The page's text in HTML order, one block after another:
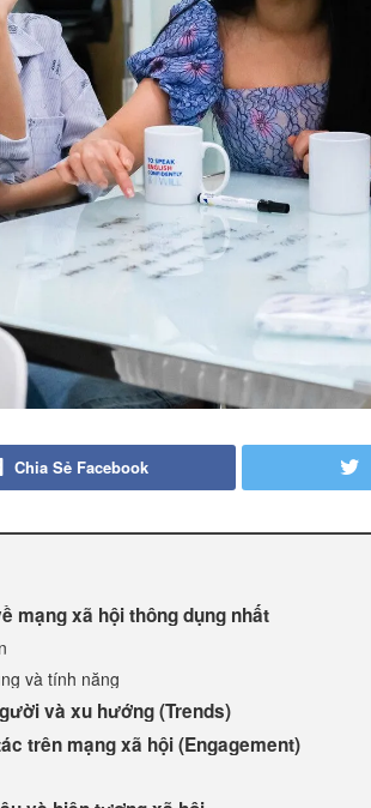
Chia Sẻ Facebook
mạng xã hội thông dụng nhất
và tính năng
và xu hướng (Trends)
trên mạng xã hội (Engagement)